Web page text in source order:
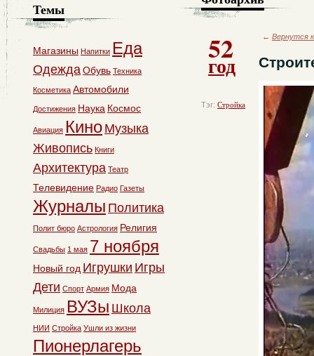
52
год
Тэг: Стройка
← Вернутся
Темы
Магазины Напитки Еда
ОдеждаОбувь Техника
Косметика Автомобили
Достижения Наука Космос
Авиация Кино Музыка
Живопись Книги
Архитектура Театр
Телевидение Радио Газеты
Журналы Политика
Полит бюро Астрология Религия
Свадьбы 1 мая 7 ноября
Новый год Игрушки Игры
Дети Спорт Армия Мода
Милиция ВУЗы Школа
НИИ Стройка Ушли из жизни
Пионерлагерь